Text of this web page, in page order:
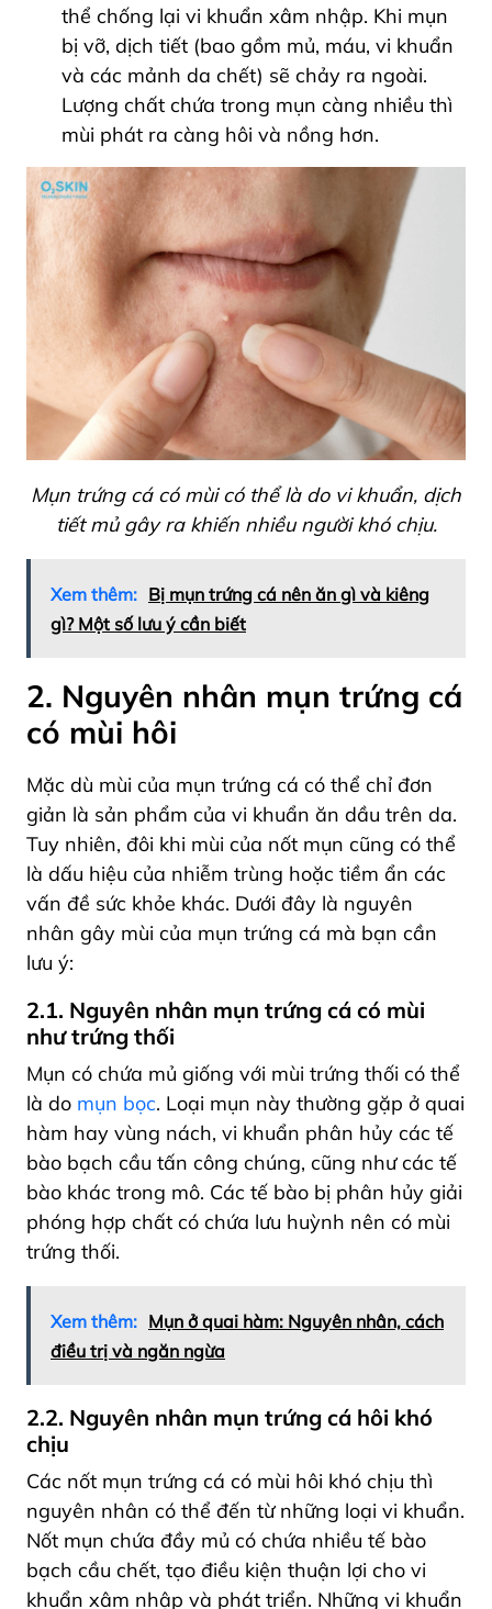
thể chống lại vi khuẩn xâm nhập. Khi mụn
bị vỡ, dịch tiết (bao gồm mủ, máu, vi khuẩn
và các mảnh da chết) sẽ chảy ra ngoài.
Lượng chất chứa trong mụn càng nhiều thì
mùi phát ra càng hôi và nồng hơn.
Mụn trứng cá có mùi có thể là do vi khuẩn, dịch
tiết mủ gây ra khiến nhiều người khó chịu.
Xem thêm: Bị mụn trứng cá nên ăn gì và kiêng
gì? Một số lưu ý cần biết
2. Nguyên nhân mụn trứng cá
có mùi hôi
Mặc dù mùi của mụn trứng cá có thể chỉ đơn
giản là sản phẩm của vi khuẩn ăn dầu trên da.
Tuy nhiên, đôi khi mùi của nốt mụn cũng có thể
là dấu hiệu của nhiễm trùng hoặc tiềm ẩn các
vấn đề sức khỏe khác. Dưới đây là nguyên
nhân gây mùi của mụn trứng cá mà bạn cần
lưu ý:
2.1. Nguyên nhân mụn trứng cá có mùi
như trứng thối
Mụn có chứa mủ giống với mùi trứng thối có thể
là do mụn bọc. Loại mụn này thường gặp ở quai
hàm hay vùng nách, vi khuẩn phân hủy các tế
bào bạch cầu tấn công chúng, cũng như các tế
bào khác trong mô. Các tế bào bị phân hủy giải
phóng hợp chất có chứa lưu huỳnh nên có mùi
trứng thối.
Xem thêm: Mụn ở quai hàm: Nguyên nhân, cách
điều trị và ngăn ngừa
2.2. Nguyên nhân mụn trứng cá hôi khó
chịu
Các nốt mụn trứng cá có mùi hôi khó chịu thì
nguyên nhân có thể đến từ những loại vi khuẩn.
Nốt mụn chứa đầy mủ có chứa nhiều tế bào
bạch cầu chết, tạo điều kiện thuận lợi cho vi
khuẩn xâm nhập và phát triển. Những vi khuẩn